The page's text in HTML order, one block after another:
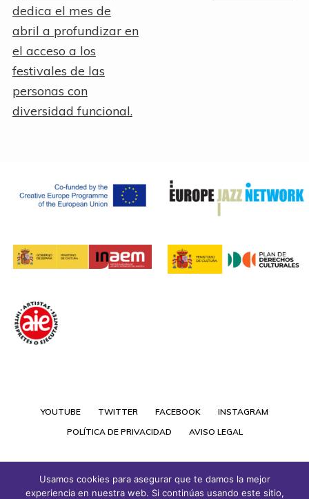
anterior:
dedica el mes de
abril a profundizar en
el acceso a los
festivales de las
personas con
diversidad funcional.
YOUTUBE TWITTER FACEBOOK
INSTAGRAM
POLÍTICA DE PRIVACIDAD
AVISO LEGAL
Usamos cookies para asegurar que te damos la mejor
experiencia en nuestra web. Si continúas usando este sitio,